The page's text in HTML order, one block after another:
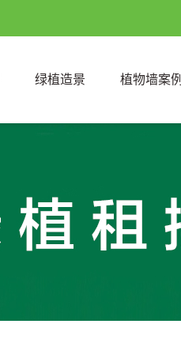
绿植造景 植物墙案例